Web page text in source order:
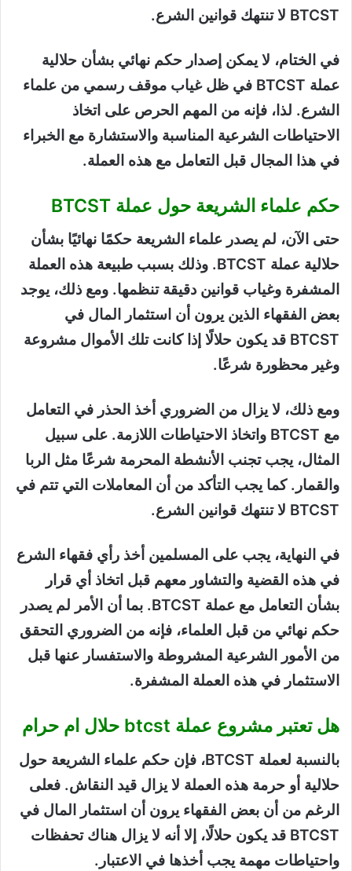
BTCST لا تنتهك قوانين الشرع.
في الختام، لا يمكن إصدار حكم نهائي بشأن حلالية
عملة BTCST في ظل غياب موقف رسمي من علماء
الشرع. لذا، فإنه من المهم الحرص على اتخاذ
الاحتياطات الشرعية المناسبة والاستشارة مع الخبراء
في هذا المجال قبل التعامل مع هذه العملة.
حكم علماء الشريعة حول عملة BTCST
حتى الآن، لم يصدر علماء الشريعة حكمًا نهائيًا بشأن
حلالية عملة BTCST. وذلك بسبب طبيعة هذه العملة
المشفرة وغياب قوانين دقيقة تنظمها. ومع ذلك، يوجد
بعض الفقهاء الذين يرون أن استثمار المال في
BTCST قد يكون حلالًا إذا كانت تلك الأموال مشروعة
وغير محظورة شرعًا.
ومع ذلك، لا يزال من الضروري أخذ الحذر في التعامل
مع BTCST واتخاذ الاحتياطات اللازمة. على سبيل
المثال، يجب تجنب الأنشطة المحرمة شرعًا مثل الربا
والقمار. كما يجب التأكد من أن المعاملات التي تتم في
BTCST لا تنتهك قوانين الشرع.
في النهاية، يجب على المسلمين أخذ رأي فقهاء الشرع
في هذه القضية والتشاور معهم قبل اتخاذ أي قرار
بشأن التعامل مع عملة BTCST. بما أن الأمر لم يصدر
حكم نهائي من قبل العلماء، فإنه من الضروري التحقق
من الأمور الشرعية المشروطة والاستفسار عنها قبل
الاستثمار في هذه العملة المشفرة.
هل تعتبر مشروع عملة btcst حلال ام حرام
بالنسبة لعملة BTCST، فإن حكم علماء الشريعة حول
حلالية أو حرمة هذه العملة لا يزال قيد النقاش. فعلى
الرغم من أن بعض الفقهاء يرون أن استثمار المال في
BTCST قد يكون حلالًا، إلا أنه لا يزال هناك تحفظات
واحتياطات مهمة يجب أخذها في الاعتبار.